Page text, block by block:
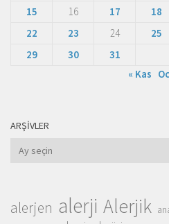
15
16 17 18
22
23 24 25
29
30
31
« Kas
ARŞIVLER
Arşivler
alerjen alerji Alerjik